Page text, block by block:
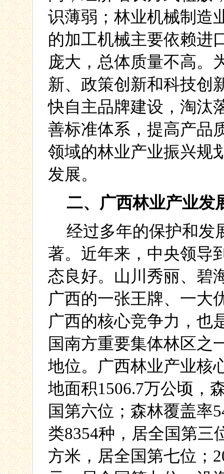
识薄弱；林业机械制造
的加工机械主要依赖进
庞大，总体质量不高。
新、政策创新和科技创
快自主品牌建设，淘汰
善标准体系，提高产品
领域的林业产业振兴规
发展。
二、广西林业产业发
经过多年的保护和发
著。近年来，中央领导
态良好。山川秀丽、碧
广西的一张王牌、一大
广西的核心竞争力，也
国南方重要集体林区之
地位。广西林业产业核
地面积1506.7万公顷，
国第六位；森林覆盖率
类8354种，居全国第三
方米，居全国第七位；